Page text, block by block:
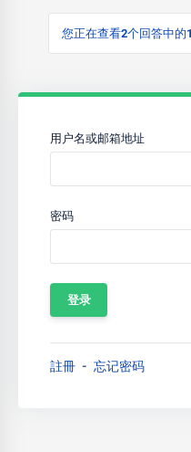
您正在查看2个回答中的
用户名或邮箱地址
密码
註冊 忘记密码